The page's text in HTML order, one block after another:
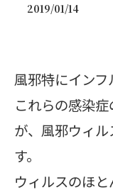
2019/01/14
風邪特にインフ
これらの感染
が、風邪ウィ
す。
ウィルスのほ